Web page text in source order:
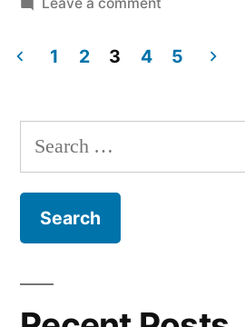
30
navigation
1 2 3 4 5
Search
for: